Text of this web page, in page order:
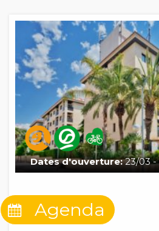
Dates d'ouverture:23/03 -
HOTEL OLIMAR II